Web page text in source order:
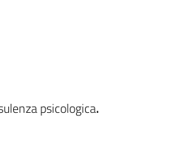
psicologica.